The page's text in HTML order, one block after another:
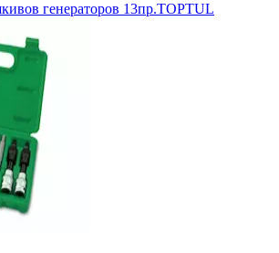
генераторов 13пр.TOPTUL